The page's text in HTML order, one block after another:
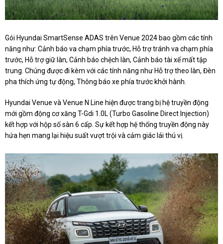
Gói Hyundai SmartSense ADAS trên Venue 2024 bao gồm các tính
năng như: Cảnh báo va chạm phía trước, Hỗ trợ tránh va chạm phía
trước, Hỗ trợ giữ làn, Cảnh báo chệch làn, Cảnh báo tài xế mất tập
trung. Chúng được đi kèm với các tính năng như Hỗ trợ theo làn, Đèn
pha thích ứng tự động, Thông báo xe phía trước khởi hành.
Hyundai Venue và Venue N Line hiện được trang bị hệ truyền động
mới gồm động cơ xăng T-Gdi 1.0L (Turbo Gasoline Direct Injection)
kết hợp với hộp số sàn 6 cấp. Sự kết hợp hệ thống truyền động này
hứa hẹn mang lại hiệu suất vượt trội và cảm giác lái thú vị.